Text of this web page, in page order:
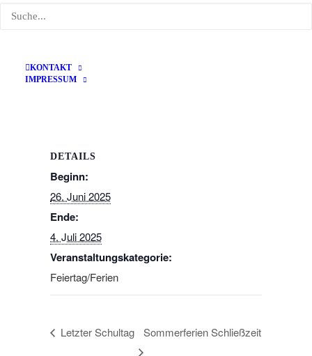
KONTAKT
IMPRESSUM
Zum Kalender hinzufügen
DETAILS
Beginn:
26. Juni 2025
Ende:
4. Juli 2025
Veranstaltungskategorie:
Feiertag/Ferien
Letzter Schultag Sommerferien Schließzeit